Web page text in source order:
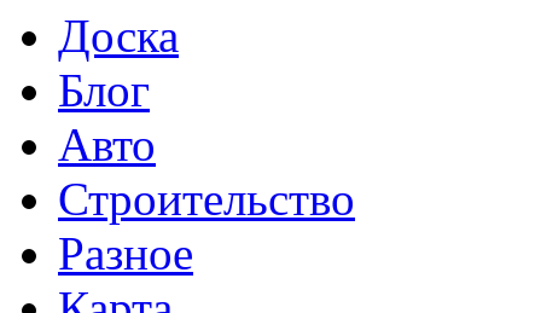
Доска
Блог
Авто
Строительство
Разное